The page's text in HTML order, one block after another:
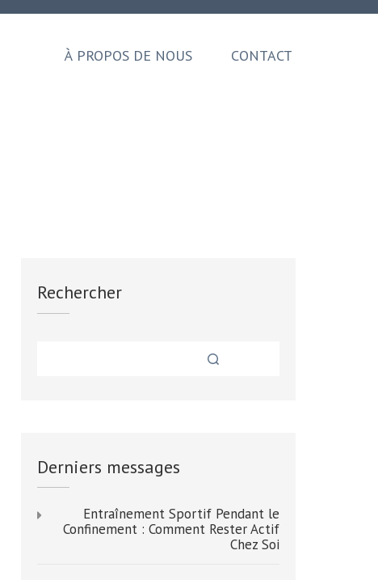
À PROPOS DE NOUS CONTACT
Rechercher
Derniers messages
Entraînement Sportif Pendant le
Confinement : Comment Rester Actif
Chez Soi